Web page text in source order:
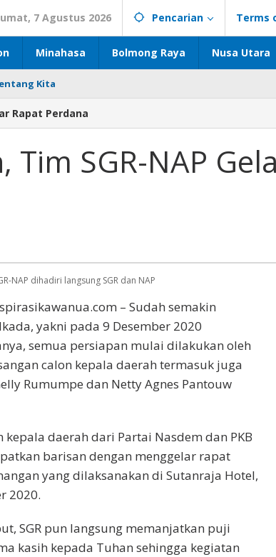
7 Agustus 2026 Pencarian Terms
Minahasa Bolmong Raya Nusa Utara
Kita
Rapat Perdana
Tim SGR-NAP
NAP dihadiri langsung SGR dan NAP
– Sudah semakin
yakni pada 9 Desember 2020
semua persiapan mulai dilakukan oleh
calon kepala daerah termasuk juga
Rumumpe dan Netty Agnes Pantouw
kepala daerah dari Partai Nasdem dan PKB
barisan dengan menggelar rapat
yang dilaksanakan di Sutanraja Hotel,
2020.
SGR pun langsung memanjatkan puji
kasih kepada Tuhan sehingga kegiatan